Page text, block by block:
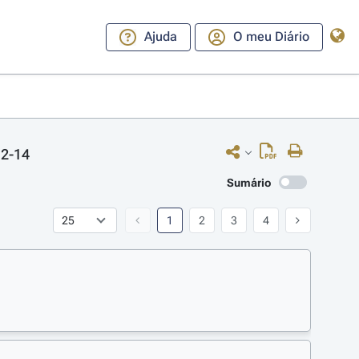
Ajuda O meu Diário
14
Sumário
1 2 3 4